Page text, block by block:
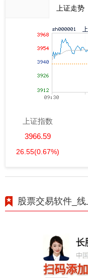
上证走势
上证指数
3966.59
26.55(0.67%)
股票交易软件_